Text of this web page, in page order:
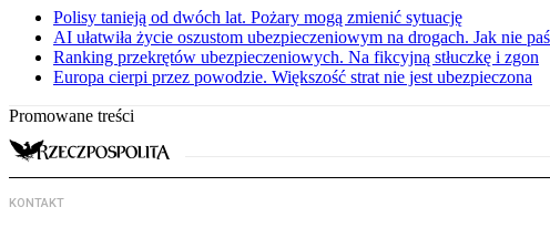
Polisy tanieją od dwóch lat. Pożary mogą zmienić sytuację
AI ułatwiła życie oszustom ubezpieczeniowym na drogach. Jak nie
Ranking przekrętów ubezpieczeniowych. Na fikcyjną stłuczkę i zgon
Europa cierpi przez powodzie. Większość strat nie jest ubezpieczona
Promowane treści
KONTAKT